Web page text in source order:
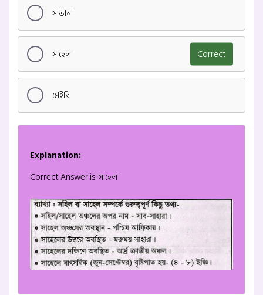
সাভানা
সাহেল Correct
প্রেইরি
Explanation:
Correct Answer is: সাহেল